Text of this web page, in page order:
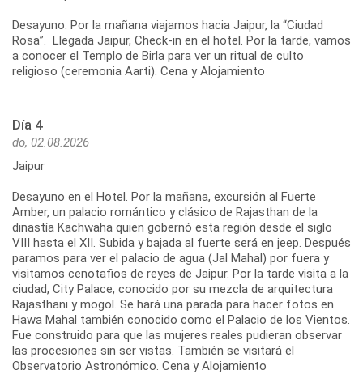
Desayuno. Por la mañana viajamos hacia Jaipur, la “Ciudad
Rosa”. Llegada Jaipur, Check-in en el hotel. Por la tarde, vamos
a conocer el Templo de Birla para ver un ritual de culto
religioso (ceremonia Aarti). Cena y Alojamiento
Día 4
do, 02.08.2026
Jaipur
Desayuno en el Hotel. Por la mañana, excursión al Fuerte
Amber, un palacio romántico y clásico de Rajasthan de la
dinastía Kachwaha quien gobernó esta región desde el siglo
VIII hasta el XII. Subida y bajada al fuerte será en jeep. Después
paramos para ver el palacio de agua (Jal Mahal) por fuera y
visitamos cenotafios de reyes de Jaipur. Por la tarde visita a la
ciudad, City Palace, conocido por su mezcla de arquitectura
Rajasthani y mogol. Se hará una parada para hacer fotos en
Hawa Mahal también conocido como el Palacio de los Vientos.
Fue construido para que las mujeres reales pudieran observar
las procesiones sin ser vistas. También se visitará el
Observatorio Astronómico. Cena y Alojamiento